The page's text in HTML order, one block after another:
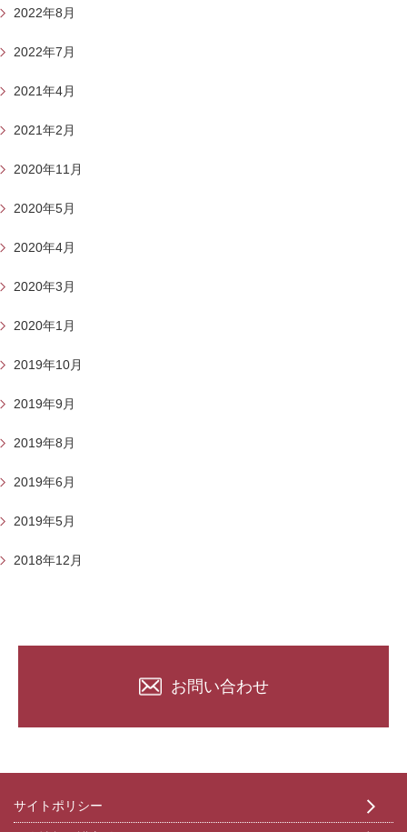
2022年8月
2022年7月
2021年4月
2021年2月
2020年11月
2020年5月
2020年4月
2020年3月
2020年1月
2019年10月
2019年9月
2019年8月
2019年6月
2019年5月
2018年12月
お問い合わせ
サイトポリシー